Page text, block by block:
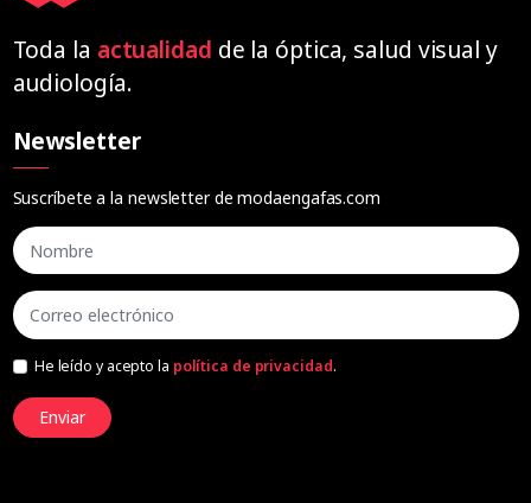
Toda la actualidad de la óptica, salud visual y
audiología.
Newsletter
Suscríbete a la newsletter de modaengafas.com
He leído y acepto la política de privacidad.
Enviar